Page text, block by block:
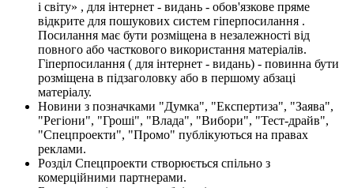
і світу» , для інтернет - видань - обов'язкове пряме
відкрите для пошукових систем гіперпосилання .
Посилання має бути розміщена в незалежності від
повного або часткового використання матеріалів.
Гіперпосилання ( для інтернет - видань) - повинна бути
розміщена в підзаголовку або в першому абзаці
матеріалу.
Новини з позначками "Думка", "Експертиза", "Заява",
"Регіони", "Гроші", "Влада", "Вибори", "Тест-драйв",
"Спецпроекти", "Промо" публікуються на правах
реклами.
Розділ Спецпроекти створюється спільно з
комерційними партнерами.